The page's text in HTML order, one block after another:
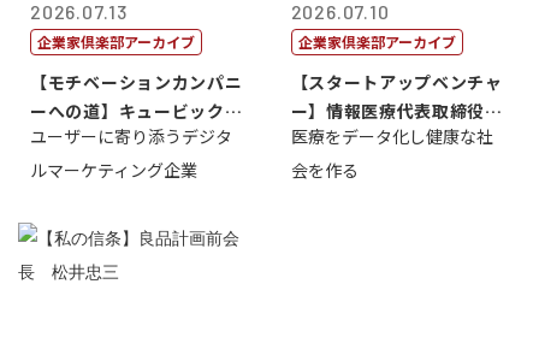
2026.07.13
企業家倶楽部アーカイブ
【モチベーションカンパニ
ーへの道】キュービック代
表取締役CE...
ユーザーに寄り添うデジタ
ルマーケティング企業
2026.07.10
企業家倶楽部アーカイブ
【スタートアップベンチャ
ー】情報医療代表取締役
原 聖吾
医療をデータ化し健康な社
会を作る